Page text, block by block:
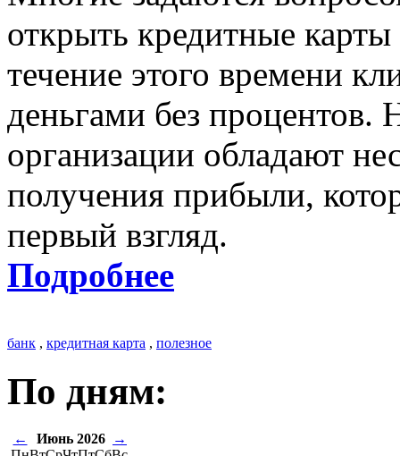
открыть кредитные
течение этого времени
деньгами без
организации обладают
получения прибыли,
первый взгляд.
Подробнее
банк , кредитная карта , полезное
По дням:
← Июнь 2026
→